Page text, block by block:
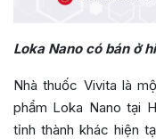
Loka Nano có bán ở
Nhà thuốc Vivita là
phẩm Loka Nano tại
tỉnh thành khác hiện